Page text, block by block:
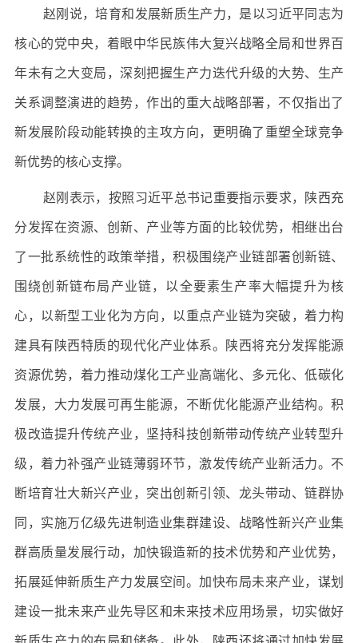
赵刚说，培育和发展新质生产力，是以习近平同志为
核心的党中央，着眼中华民族伟大复兴战略全局和世界百
年未有之大变局，深刻把握生产力迭代升级的大势、生产
关系调整演进的趋势，作出的重大战略部署，不仅指出了
新发展阶段动能转换的主攻方向，更明确了重塑全球竞争
新优势的核心支撑。
赵刚表示，按照习近平总书记重要指示要求，陕西充
分发挥在资源、创新、产业等方面的比较优势，相继出台
了一批系统性的政策举措，积极围绕产业链部署创新链、
围绕创新链布局产业链，以全要素生产率大幅提升为核
心，以新型工业化为方向，以重点产业链为突破，着力构
建具有陕西特质的现代化产业体系。陕西将充分发挥能源
资源优势，着力推动煤化工产业高端化、多元化、低碳化
发展，大力发展可再生能源，不断优化能源产业结构。积
极改造提升传统产业，坚持科技创新带动传统产业转型升
级，着力补强产业链薄弱环节，激发传统产业新活力。不
断培育壮大新兴产业，突出创新引领、龙头带动、链群协
同，实施万亿级先进制造业集群建设、战略性新兴产业集
群高质量发展行动，加快锻造新的技术优势和产业优势，
拓展延伸新质生产力发展空间。加快布局未来产业，谋划
建设一批未来产业先导区和未来技术应用场景，切实做好